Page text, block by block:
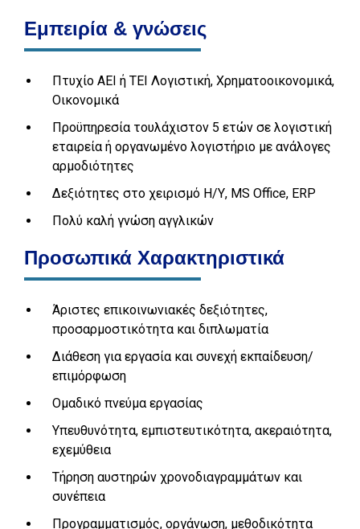
Εμπειρία & γνώσεις
Πτυχίο ΑΕΙ ή ΤΕΙ Λογιστική, Χρηματοοικονομικά,
Οικονομικά
Προϋπηρεσία τουλάχιστον 5 ετών σε λογιστική
εταιρεία ή οργανωμένο λογιστήριο με ανάλογες
αρμοδιότητες
Δεξιότητες στο χειρισμό Η/Υ, MS Office, ERP
Πολύ καλή γνώση αγγλικών
Προσωπικά Χαρακτηριστικά
Άριστες επικοινωνιακές δεξιότητες,
προσαρμοστικότητα και διπλωματία
Διάθεση για εργασία και συνεχή εκπαίδευση/
επιμόρφωση
Ομαδικό πνεύμα εργασίας
Υπευθυνότητα, εμπιστευτικότητα, ακεραιότητα,
εχεμύθεια
Τήρηση αυστηρών χρονοδιαγραμμάτων και
συνέπεια
Προγραμματισμός, οργάνωση, μεθοδικότητα